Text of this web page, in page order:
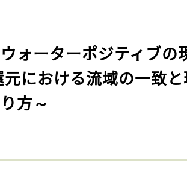
ウォーターポジティブの
における流域の一致
方～